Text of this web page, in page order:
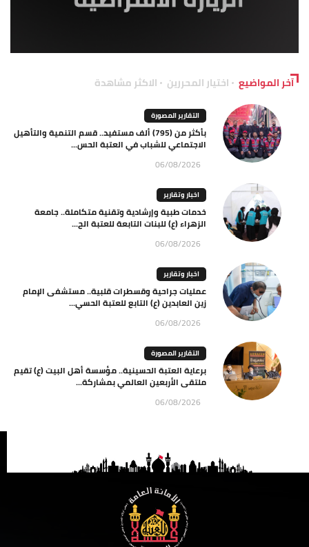
آخر المواضيع اختيار المحررين الاكثر مشاهدة
التقارير المصورة
بأكثر من (795) ألف مستفيد.. قسم التنمية والتأهيل
الاجتماعي للشباب في العتبة الحس...
06/08/2026
اخبار وتقارير
خدمات طبية وإرشادية وتقنية متكاملة.. جامعة
الزهراء (ع) للبنات التابعة للعتبة الح...
06/08/2026
اخبار وتقارير
عمليات جراحية وقسطرات قلبية.. مستشفى الإمام
زين العابدين (ع) التابع للعتبة الحسي...
06/08/2026
التقارير المصورة
برعاية العتبة الحسينية.. مؤسسة أهل البيت (ع) تقيم
ملتقى الأربعين العالمي بمشاركة...
06/08/2026